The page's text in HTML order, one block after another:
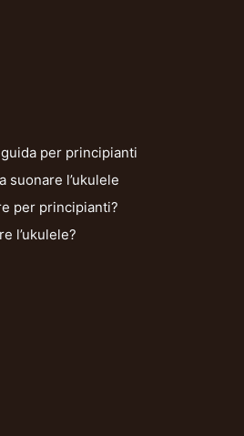
per principianti
suonare l’ukulele
per principianti?
l’ukulele?